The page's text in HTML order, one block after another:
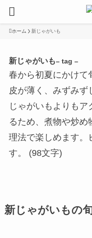
ホーム 新じゃがいも
新じゃがいも– tag –
春から初夏にかけて
皮が薄く、みずみ
じゃがいもよりも
るため、煮物や炒め
理法で楽しめます。
す。 (98文字)
新じゃがいもの